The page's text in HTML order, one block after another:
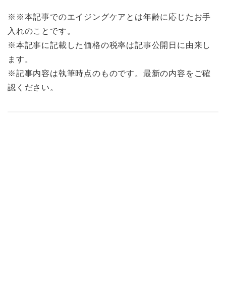
※※本記事でのエイジングケアとは年齢に応じたお手
入れのことです。
※本記事に記載した価格の税率は記事公開日に由来し
ます。
※記事内容は執筆時点のものです。最新の内容をご確
認ください。